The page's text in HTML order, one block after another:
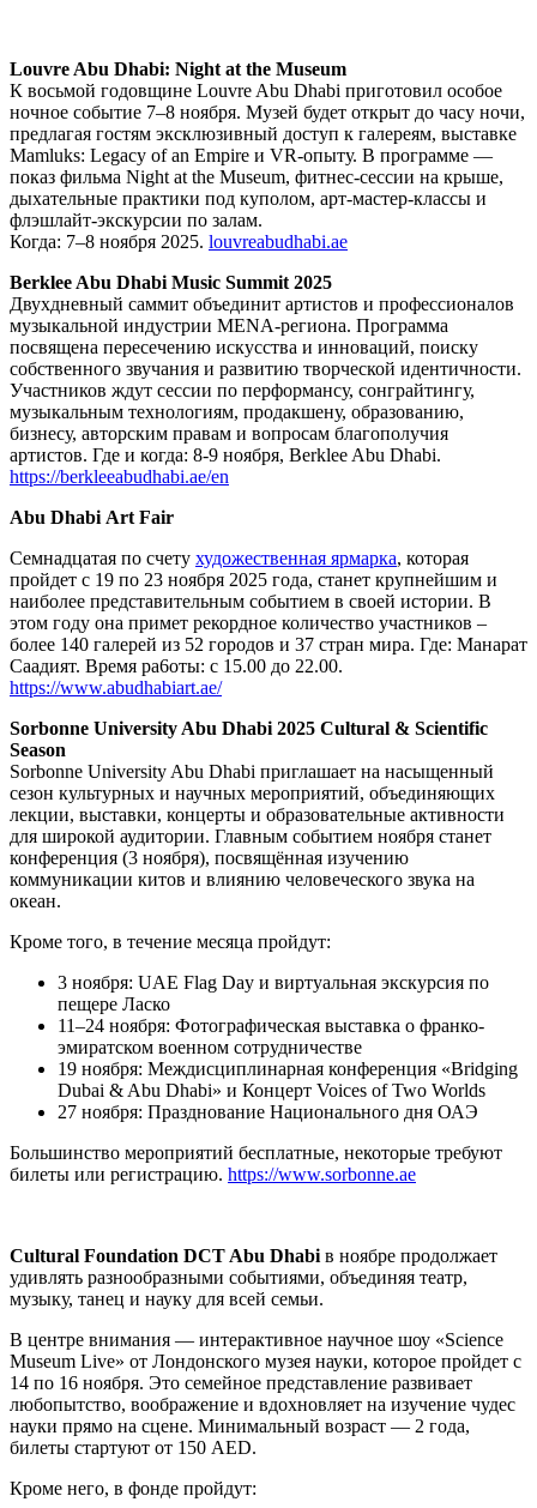
Louvre Abu Dhabi: Night at the Museum
К восьмой годовщине Louvre Abu Dhabi приготовил особое
ночное событие 7–8 ноября. Музей будет открыт до часу ночи,
предлагая гостям эксклюзивный доступ к галереям, выставке
Mamluks: Legacy of an Empire и VR-опыту. В программе —
показ фильма Night at the Museum, фитнес-сессии на крыше,
дыхательные практики под куполом, арт-мастер-классы и
флэшлайт-экскурсии по залам.
Когда: 7–8 ноября 2025. louvreabudhabi.ae
Berklee Abu Dhabi Music Summit 2025
Двухдневный саммит объединит артистов и профессионалов
музыкальной индустрии MENA-региона. Программа
посвящена пересечению искусства и инноваций, поиску
собственного звучания и развитию творческой идентичности.
Участников ждут сессии по перформансу, сонграйтингу,
музыкальным технологиям, продакшену, образованию,
бизнесу, авторским правам и вопросам благополучия
артистов. Где и когда: 8-9 ноября, Berklee Abu Dhabi.
https://berkleeabudhabi.ae/en
Abu Dhabi Art Fair
Семнадцатая по счету художественная ярмарка, которая
пройдет с 19 по 23 ноября 2025 года, станет крупнейшим и
наиболее представительным событием в своей истории. В
этом году она примет рекордное количество участников –
более 140 галерей из 52 городов и 37 стран мира. Где: Манарат
Саадият. Время ра6оты: с 15.00 до 22.00.
https://www.abudhabiart.ae/
Sorbonne University Abu Dhabi 2025 Cultural & Scientific
Season
Sorbonne University Abu Dhabi приглашает на насыщенный
сезон культурных и научных мероприятий, объединяющих
лекции, выставки, концерты и образовательные активности
для широкой аудитории. Главным событием ноября станет
конференция (3 ноября), посвящённая изучению
коммуникации китов и влиянию человеческого звука на
океан.
Кроме того, в течение месяца пройдут:
3 ноября: UAE Flag Day и виртуальная экскурсия по
пещере Ласко
11–24 ноября: Фотографическая выставка о франко-
эмиратском военном сотрудничестве
19 ноября: Междисциплинарная конференция «Bridging
Dubai & Abu Dhabi» и Концерт Voices of Two Worlds
27 ноября: Празднование Национального дня ОАЭ
Большинство мероприятий бесплатные, некоторые требуют
билеты или регистрацию. https://www.sorbonne.ae
Cultural Foundation DCT Abu Dhabi в ноябре продолжает
удивлять разнообразными событиями, объединяя театр,
музыку, танец и науку для всей семьи.
В центре внимания — интерактивное научное шоу «Science
Museum Live» от Лондонского музея науки, которое пройдет с
14 по 16 ноября. Это семейное представление развивает
любопытство, воображение и вдохновляет на изучение чудес
науки прямо на сцене. Минимальный возраст — 2 года,
билеты стартуют от 150 AED.
Кроме него, в фонде пройдут: